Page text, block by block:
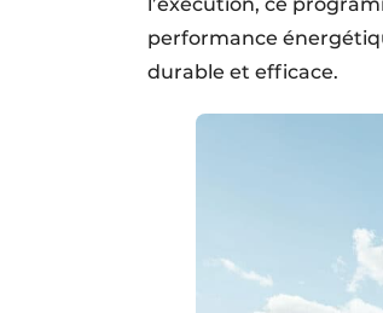
performance
durable et efficace.